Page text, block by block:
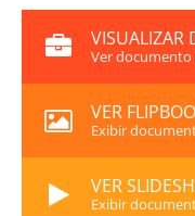
VISUALIZAR
Ver
VER
Exibir
VER
Exibir